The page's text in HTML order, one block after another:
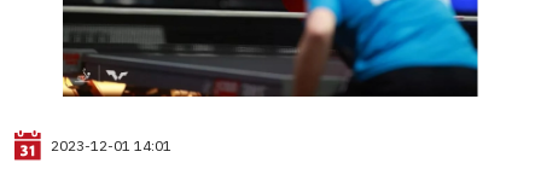
2023-12-01 14:01